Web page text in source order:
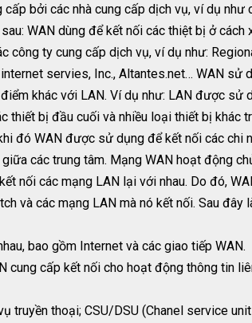
bởi các nhà cung cấp dịch vụ, ví dụ như
WAN dùng để kết nối các thiệt bị ở cách
công ty cung cấp dịch vụ, ví dụ như:
servies, Inc., Altantes.net… WAN sử
khác với LAN. Ví dụ như: LAN được sử
thiết bị đầu cuối và nhiều loại thiết bị khác
đó WAN được sử dụng để kết nối các chi
các trung tâm. Mạng WAN hoạt động
nối các mạng LAN lại với nhau. Do đó,
và các mạng LAN mà nó kết nối. Sau đây
bao gồm Internet và các giao tiếp WAN.
cung cấp kết nối cho hoạt động thông tin
truyền thoại; CSU/DSU (Chanel service